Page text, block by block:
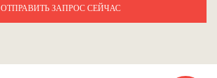
ОТПРАВИТЬ ЗАПРОС СЕЙЧАС